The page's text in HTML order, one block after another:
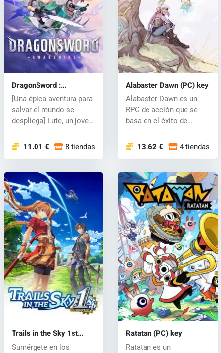
DragonSword :
Awakening (PC) key
[Una épica aventura para
salvar el mundo se
despliega] Lute, un joven
11.01 € 8 tiendas
Alabaster Dawn (PC) key
Alabaster Dawn es un
RPG de acción que se
basa en el éxito de
13.62 € 4 tiendas
Trails in the Sky 1st
Chapter (PC) key
Sumérgete en los
Ratatan (PC) key
Ratatan es un